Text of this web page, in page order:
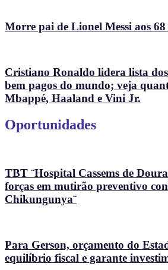
Morre pai de Lionel Messi aos
Cristiano Ronaldo lidera lista
bem pagos do mundo; veja
Mbappé, Haaland e Vini Jr.
Oportunidades
TBT ¨Hospital Cassems de
forças em mutirão preventivo
Chikungunya¨
Para Gerson, orçamento do
equilíbrio fiscal e garante